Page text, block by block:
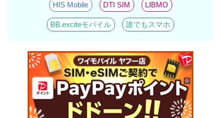
HIS Mobile DTI SIM LIBMO
BB.exciteモバイル 誰でもスマホ